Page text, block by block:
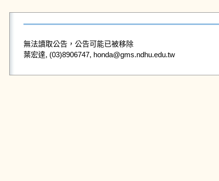
無法讀取公告，公告可能已被移除
葉宏達, (03)8906747, honda@gms.ndhu.edu.tw